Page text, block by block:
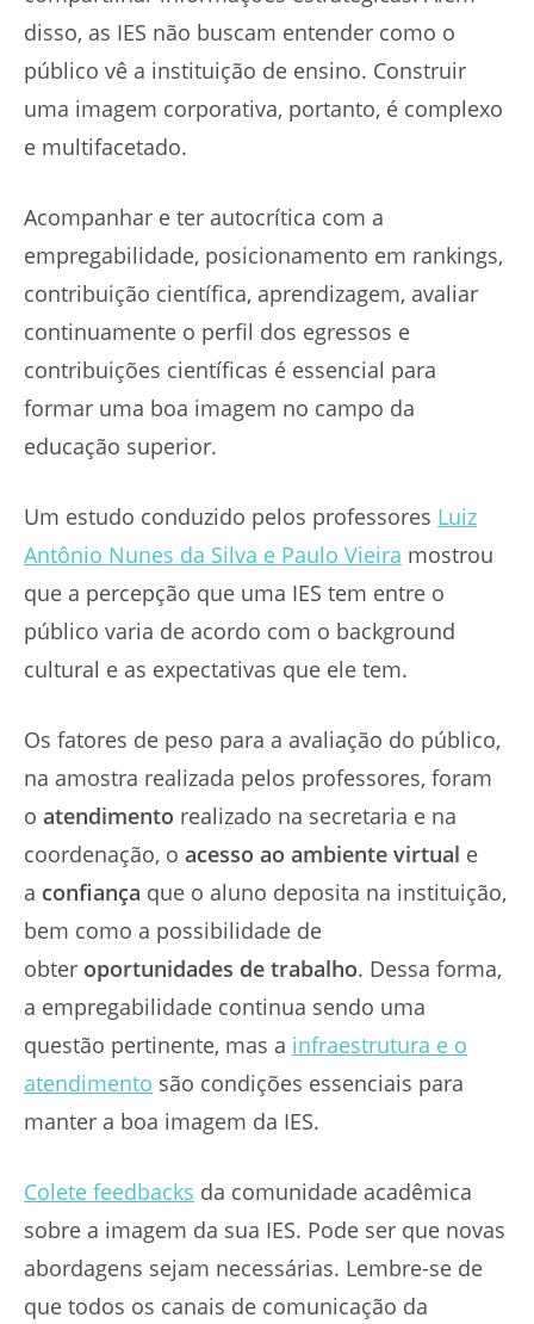
disso, as IES não buscam entender como o
público vê a instituição de ensino. Construir
uma imagem corporativa, portanto, é complexo
e multifacetado.
Acompanhar e ter autocrítica com a
empregabilidade, posicionamento em rankings,
contribuição científica, aprendizagem, avaliar
continuamente o perfil dos egressos e
contribuições científicas é essencial para
formar uma boa imagem no campo da
educação superior.
Um estudo conduzido pelos professores Luiz
Antônio Nunes da Silva e Paulo Vieira mostrou
que a percepção que uma IES tem entre o
público varia de acordo com o background
cultural e as expectativas que ele tem.
Os fatores de peso para a avaliação do público,
na amostra realizada pelos professores, foram
o atendimento realizado na secretaria e na
coordenação, o acesso ao ambiente virtual e
a confiança que o aluno deposita na instituição,
bem como a possibilidade de
obter oportunidades de trabalho. Dessa forma,
a empregabilidade continua sendo uma
questão pertinente, mas a infraestrutura e o
atendimento são condições essenciais para
manter a boa imagem da IES.
Colete feedbacks da comunidade acadêmica
sobre a imagem da sua IES. Pode ser que novas
abordagens sejam necessárias. Lembre-se de
que todos os canais de comunicação da